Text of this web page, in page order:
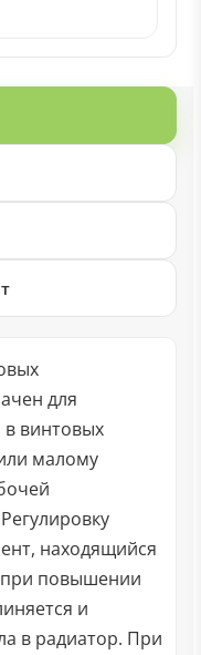
для
в винтовых
малому
находящийся
при повышении
и
в радиатор. При